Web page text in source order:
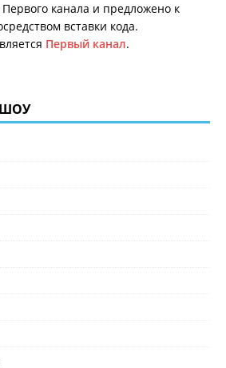
канала и предложено к
вставки кода.
Первый канал.
ШОУ